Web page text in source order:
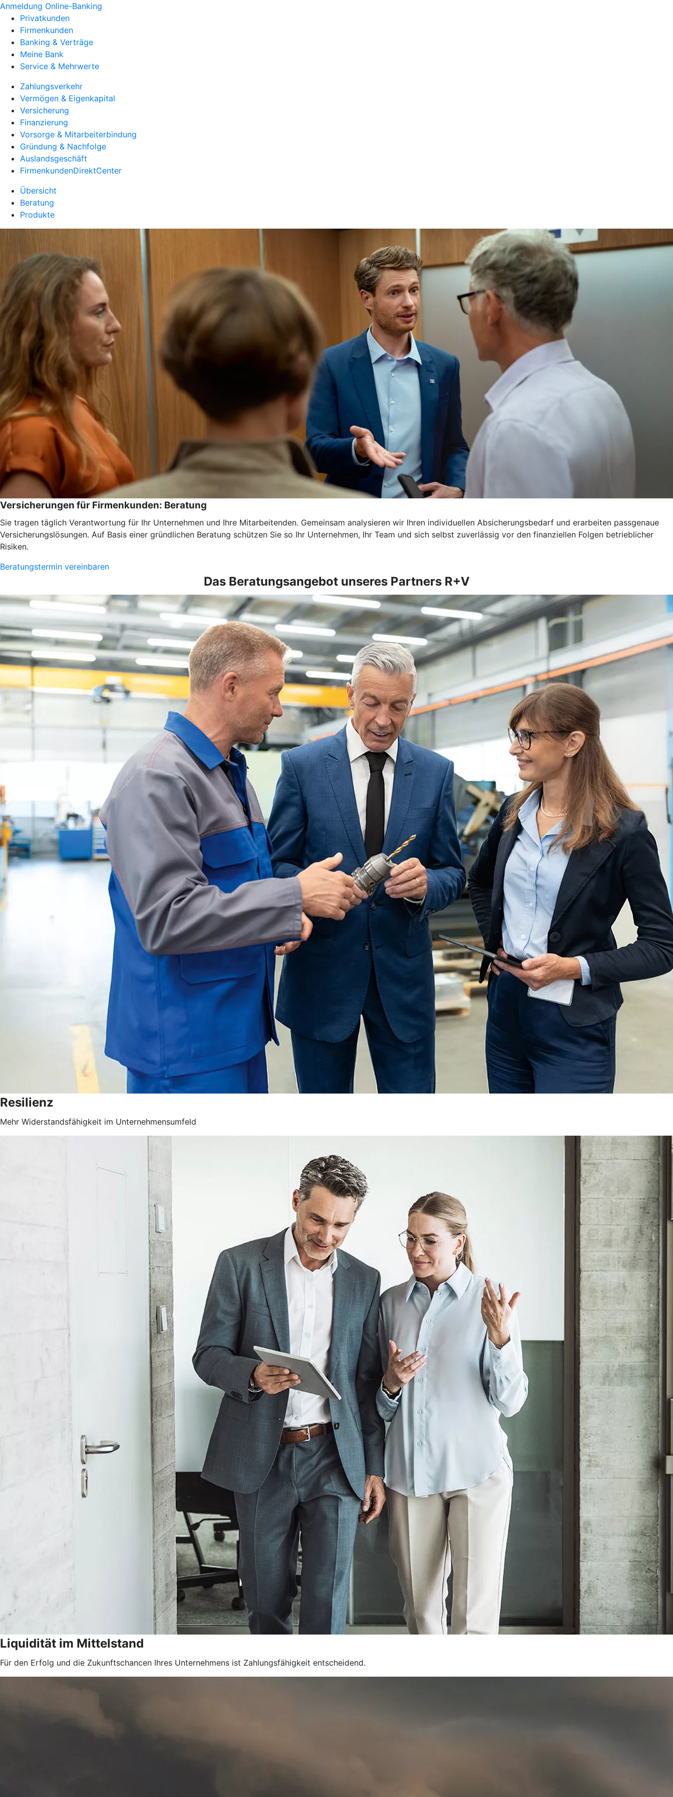
Anmeldung Online-Banking
Privatkunden
Firmenkunden
Banking & Verträge
Meine Bank
Service & Mehrwerte
Zahlungsverkehr
Vermögen & Eigenkapital
Versicherung
Finanzierung
Vorsorge & Mitarbeiterbindung
Gründung & Nachfolge
Auslandsgeschäft
FirmenkundenDirektCenter
Übersicht
Beratung
Produkte
Versicherungen für Firmenkunden: Beratung
Sie tragen täglich Verantwortung für Ihr Unternehmen und Ihre Mitarbeitenden. Gemeinsam analysieren wir Ihren individuellen Absicherungsbedarf und erarbeiten passgenaue
Versicherungslösungen. Auf Basis einer gründlichen Beratung schützen Sie so Ihr Unternehmen, Ihr Team und sich selbst zuverlässig vor den finanziellen Folgen betrieblicher
Risiken.
Beratungstermin vereinbaren
Das Beratungsangebot unseres Partners R+V
Resilienz
Mehr Widerstandsfähigkeit im Unternehmensumfeld
Liquidität im Mittelstand
Für den Erfolg und die Zukunftschancen Ihres Unternehmens ist Zahlungsfähigkeit entscheidend.